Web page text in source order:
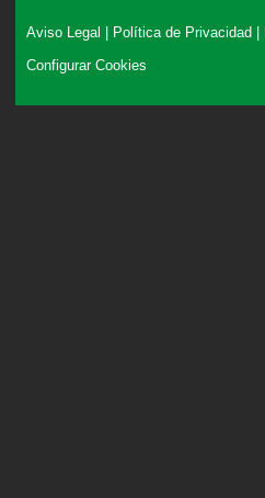
Aviso Legal Política de Privacidad
Configurar Cookies